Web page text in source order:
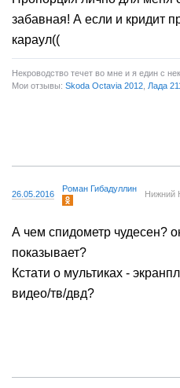
забавная! А если и кридит
караул((
Некроводство течет во мне и я един с
Мои отзывы: Skoda Octavia 2012 Лада
26.05.2016
Роман Гибадуллин
Нижний
А чем спидометр чудесен?
показывает?
Кстати о мультиках -
видео/тв/двд?